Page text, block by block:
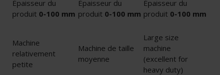
Épaisseur du
produit 0-100 mm
Épaisseur du
produit 0-100 mm
Épaisseur du
produit 0-100 mm
Machine
relativement
petite
Machine de taille
moyenne
Large size
machine
(excellent for
heavy duty)